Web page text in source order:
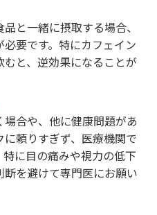
と一緒に摂取する場合、
要です。特にカフェイン
と、逆効果になることが
合や、他に健康問題があ
頼りすぎず、医療機関で
に目の痛みや視力の低下
を避けて専門医にお願い